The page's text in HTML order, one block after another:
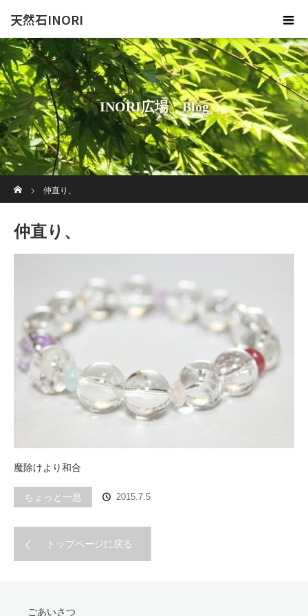
天然石INORI
INORI広場 Blog
仲直り、
仲直り、
魔除けより和合
ちょっと一息 2015.7.5
トップページに戻る
ごあいさつ